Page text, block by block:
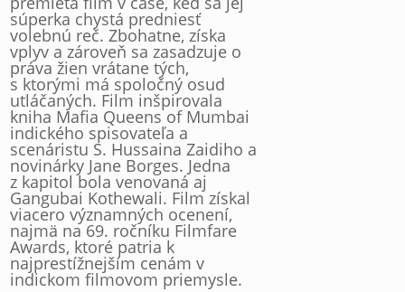
súperka chystá predniesť
volebnú reč. Zbohatne, získa
vplyv a zároveň sa zasadzuje o
práva žien vrátane tých,
s ktorými má spoločný osud
utláčaných. Film inšpirovala
kniha Mafia Queens of Mumbai
indického spisovateľa a
scenáristu S. Hussaina Zaidiho a
novinárky Jane Borges. Jedna
z kapitol bola venovaná aj
Gangubai Kothewali. Film získal
viacero významných ocenení,
najmä na 69. ročníku Filmfare
Awards, ktoré patria k
najprestížnejším cenám v
indickom filmovom priemysle.